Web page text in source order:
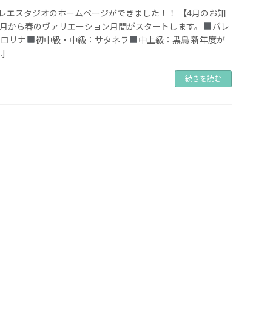
エスタジオのホームページができました！！ 【4月のお知
から春のヴァリエーション月間がスタートします。
バレ
リナ
初中級・中級：サタネラ
中上級：黒鳥 新年度が
続きを読む